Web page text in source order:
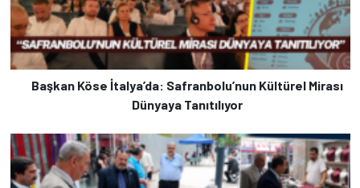
Başkan Köse İtalya’da: Safranbolu’nun Kültürel Mirası
Dünyaya Tanıtılıyor